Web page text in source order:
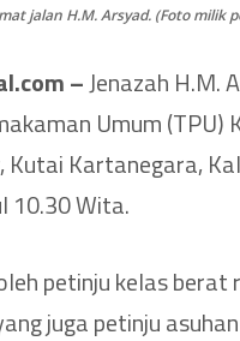
jalan H.M. Arsyad. (Foto
–Jenazah H.M.
Umum (TPU)
Kutai Kartanegara,
10.30 Wita.
petinju kelas
juga petinju